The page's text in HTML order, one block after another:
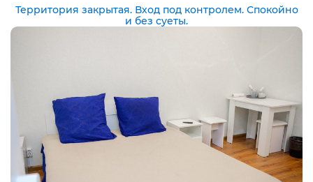
Территория закрытая. Вход под контролем. Спокойно
и без суеты.